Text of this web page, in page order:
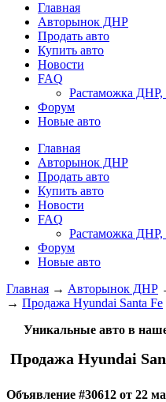
Главная
Авторынок ДНР
Продать авто
Купить авто
Новости
FAQ
Растаможка
Форум
Новые авто
Главная
Авторынок ДНР
Продать авто
Купить авто
Новости
FAQ
Растаможка
Форум
Новые авто
Главная → Авторынок ДНР
→ Продажа Hyundai Santa Fe
Уникальные авто в
Продажа Hyundai
Объявление #30612 от 22